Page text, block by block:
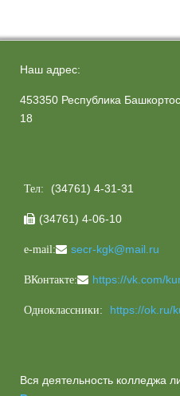
Наш адрес:
453350 Республика
18
Тел: (34761) 4-31-31
 (34761) 4-06-10
e-mail: secr-kgk@mail.ru
ВКонтакте: https://vk.com/
Одноклассники: https://ok.ru/
Вся деятельность колледжа